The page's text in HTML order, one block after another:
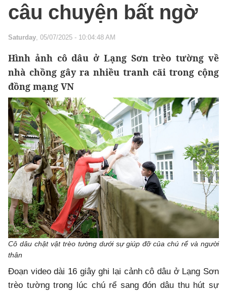
câu chuyện bất ngờ
Saturday, 05/07/2025 - 10:04:48 AM
Hình ảnh cô dâu ở Lạng Sơn trèo tường về
nhà chồng gây ra nhiều tranh cãi trong cộng
đồng mạng VN
Cô dâu chật vật trèo tường dưới sự giúp đỡ của chú rể và người
thân
Đoạn video dài 16 giây ghi lại cảnh cô dâu ở Lạng Sơn
trèo tường trong lúc chú rể sang đón dâu thu hút sự